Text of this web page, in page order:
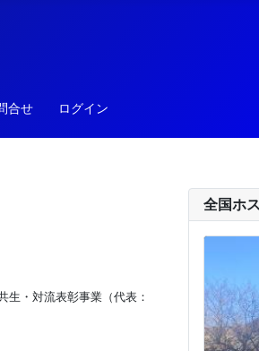
合せ ログイン
・対流表彰事業（代表：
全国ホ